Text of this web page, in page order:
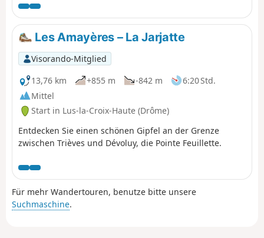
Les Amayères – La Jarjatte
Visorando-Mitglied
13,76 km
+855 m -842 m
6:20 Std.
Mittel
Start in Lus-la-Croix-Haute (Drôme)
Entdecken Sie einen schönen Gipfel an der Grenze
zwischen Trièves und Dévoluy, die Pointe Feuillette.
Für mehr Wandertouren, benutze bitte unsere
Suchmaschine.